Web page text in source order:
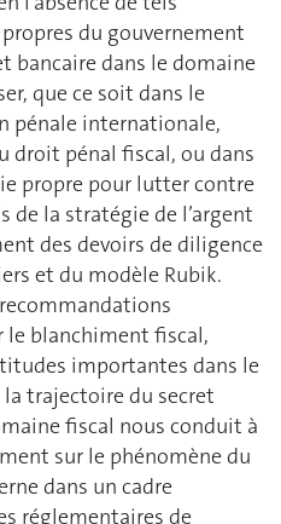
du gouvernement
bancaire dans le domaine
que ce soit dans le
pénale internationale,
droit pénal fiscal, ou dans
propre pour lutter contre
de la stratégie de l’argent
des devoirs de diligence
et du modèle Rubik.
le blanchiment fiscal,
importantes dans le
trajectoire du secret
fiscal nous conduit à
sur le phénomène du
dans un cadre
réglementaires de